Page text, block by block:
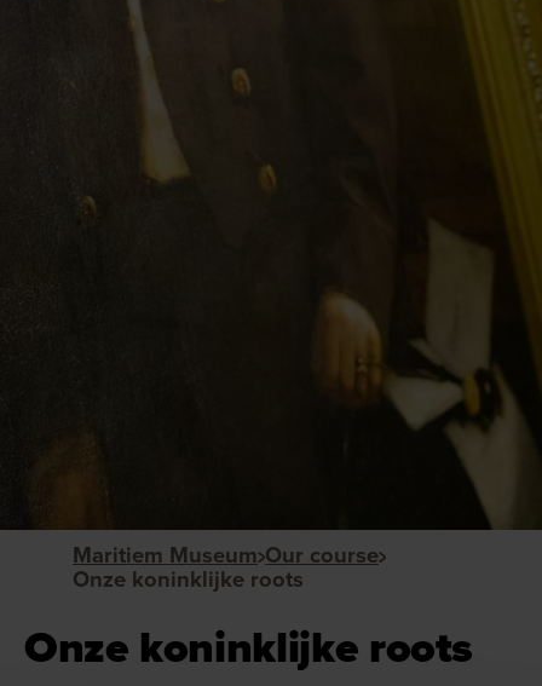
Maritiem Museum Our course
Onze koninklijke roots
Onze koninklijke roots